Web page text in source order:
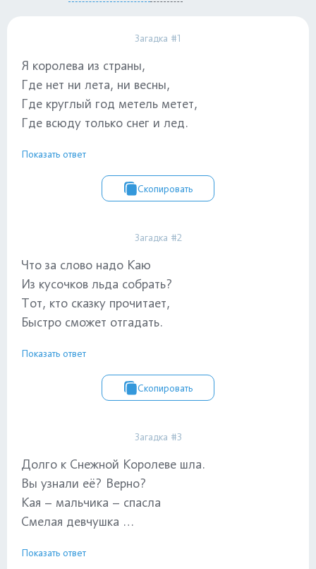
Загадка #1
Я королева из страны,
Где нет ни лета, ни весны,
Где круглый год метель метет,
Где всюду только снег и лед.
Показать ответ
Скопировать
Загадка #2
Что за слово надо Каю
Из кусочков льда собрать?
Тот, кто сказку прочитает,
Быстро сможет отгадать.
Показать ответ
Скопировать
Загадка #3
Долго к Снежной Королеве шла.
Вы узнали её? Верно?
Кая – мальчика – спасла
Смелая девчушка …
Показать ответ